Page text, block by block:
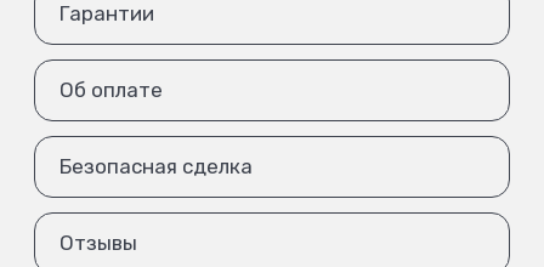
Гарантии
Об оплате
Безопасная сделка
Отзывы